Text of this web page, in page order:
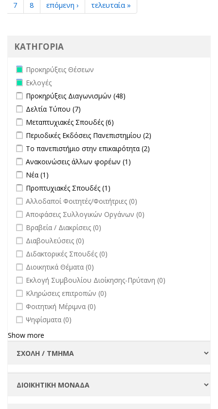
7 8 επόμενη › τελευταία »
ΚΑΤΗΓΟΡΙΑ
Remove Προκηρύξεις Θέσεων filter
Προκηρύξεις Θέσεων
Remove Εκλογές filter
Εκλογές
Apply Προκηρύξεις Διαγωνισμών filter
Προκηρύξεις Διαγωνισμών (48)
Apply Δελτία Τύπου filter
Δελτία Τύπου (7)
Apply Μεταπτυχιακές Σπουδές filter
Μεταπτυχιακές Σπουδές (6)
Apply Περιοδικές Εκδόσεις Πανεπιστημίου filter
Περιοδικές Εκδόσεις Πανεπιστημίου (2)
Apply Το πανεπιστήμιο στην επικαιρότητα filter
Το πανεπιστήμιο στην επικαιρότητα (2)
Apply Ανακοινώσεις άλλων φορέων filter
Ανακοινώσεις άλλων φορέων (1)
Apply Νέα filter
Νέα (1)
Apply Προπτυχιακές Σπουδές filter
Προπτυχιακές Σπουδές (1)
undefined
Αλλοδαποί Φοιτητές/Φοιτήτριες (0)
undefined
Αποφάσεις Συλλογικών Οργάνων (0)
undefined
Βραβεία / Διακρίσεις (0)
undefined
Διαβουλεύσεις (0)
undefined
Διδακτορικές Σπουδές (0)
undefined
Διοικητικά Θέματα (0)
undefined
Εκλογή Συμβουλίου Διοίκησης-Πρύτανη (0)
undefined
Κληρώσεις επιτροπών (0)
undefined
Φοιτητική Μέριμνα (0)
undefined
Ψηφίσματα (0)
Show more